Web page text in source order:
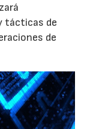
tácticas de
de